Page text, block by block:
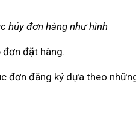
hủy đơn hàng như hình
đặt hàng.
đơn đăng ký dựa theo